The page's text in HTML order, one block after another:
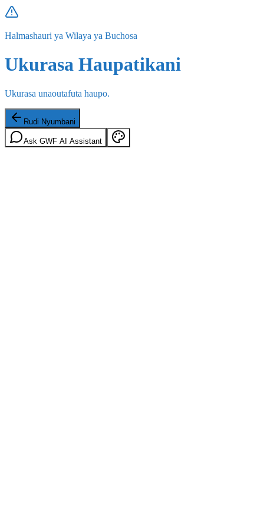
Halmashauri ya Wilaya ya Buchosa
Ukurasa Haupatikani
Ukurasa unaoutafuta haupo.
Rudi Nyumbani
Ask GWF AI Assistant